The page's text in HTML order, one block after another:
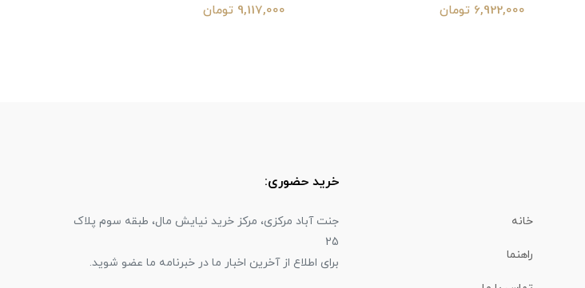
6,922,000 تومان
9,117,000 تومان
خانه
راهنما
خرید حضوری:
جنت آباد مرکزی، مرکز خرید نیایش مال، طبقه سوم پلاک
25
برای اطلاع از آخرین اخبار ما در خبرنامه ما عضو شوید.